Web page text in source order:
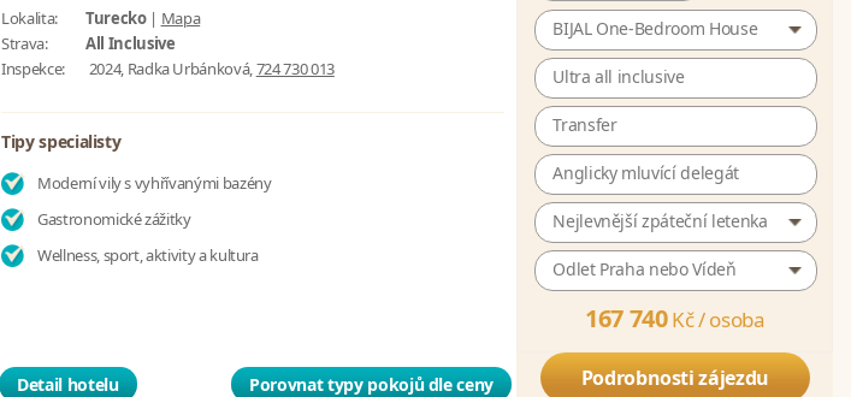
Lokalita:
Turecko| Mapa
Strava:
All Inclusive
Inspekce:
2024, Radka Urbánková,724 730 013
Tipy specialisty
Moderní vily s vyhřívanými bazény
Gastronomické zážitky
Wellness, sport, aktivity a kultura
Detail hotelu Porovnat typy pokojů dle ceny
BIJAL One-Bedroom House
Ultra all inclusive
Transfer
Anglicky mluvící delegát
Nejlevnější zpáteční letenka
Odlet Praha nebo Vídeň
167 740Kč /osoba
Podrobnosti zájezdu